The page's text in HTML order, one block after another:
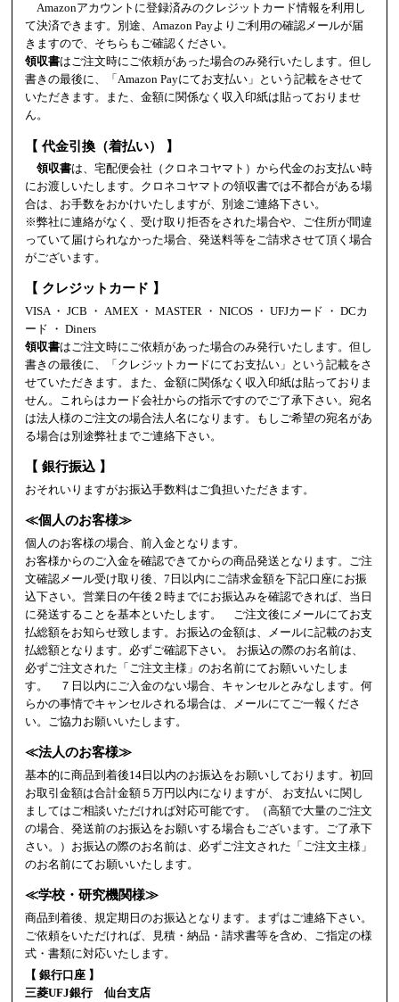
Amazonアカウントに登録済みのクレジットカード情報を利用し
て決済できます。別途、Amazon Payよりご利用の確認メールが届
きますので、そちらもご確認ください。
領収書はご注文時にご依頼があった場合のみ発行いたします。但し
書きの最後に、「Amazon Payにてお支払い」という記載をさせて
いただきます。また、金額に関係なく収入印紙は貼っておりませ
ん。
【 代金引換（着払い） 】
領収書は、宅配便会社（クロネコヤマト）から代金のお支払い時
にお渡しいたします。クロネコヤマトの領収書では不都合がある場
合は、お手数をおかけいたしますが、別途ご連絡下さい。
※弊社に連絡がなく、受け取り拒否をされた場合や、ご住所が間違
っていて届けられなかった場合、発送料等をご請求させて頂く場合
がございます。
【 クレジットカード 】
VISA ・ JCB ・ AMEX ・ MASTER ・ NICOS ・ UFJカード ・ DCカ
ード ・ Diners
領収書はご注文時にご依頼があった場合のみ発行いたします。但し
書きの最後に、「クレジットカードにてお支払い」という記載をさ
せていただきます。また、金額に関係なく収入印紙は貼っておりま
せん。これらはカード会社からの指示ですのでご了承下さい。宛名
は法人様のご注文の場合法人名になります。もしご希望の宛名があ
る場合は別途弊社までご連絡下さい。
【 銀行振込 】
おそれいりますがお振込手数料はご負担いただきます。
≪個人のお客様≫
個人のお客様の場合、前入金となります。
お客様からのご入金を確認できてからの商品発送となります。ご注
文確認メール受け取り後、7日以内にご請求金額を下記口座にお振
込下さい。営業日の午後２時までにお振込みを確認できれば、当日
に発送することを基本といたします。 ご注文後にメールにてお支
払総額をお知らせ致します。お振込の金額は、メールに記載のお支
払総額となります。必ずご確認下さい。 お振込の際のお名前は、
必ずご注文された「ご注文主様」のお名前にてお願いいたしま
す。 ７日以内にご入金のない場合、キャンセルとみなします。何
らかの事情でキャンセルされる場合は、メールにてご一報くださ
い。ご協力お願いいたします。
≪法人のお客様≫
基本的に商品到着後14日以内のお振込をお願いしております。初回
お取引金額は合計金額５万円以内になりますが、 お支払いに関し
ましてはご相談いただければ対応可能です。（高額で大量のご注文
の場合、発送前のお振込をお願いする場合もございます。ご了承下
さい。）お振込の際のお名前は、必ずご注文された「ご注文主様」
のお名前にてお願いいたします。
≪学校・研究機関様≫
商品到着後、規定期日のお振込となります。まずはご連絡下さい。
ご依頼をいただければ、見積・納品・請求書等を含め、ご指定の様
式・書類に対応いたします。
【 銀行口座 】
三菱UFJ銀行 仙台支店